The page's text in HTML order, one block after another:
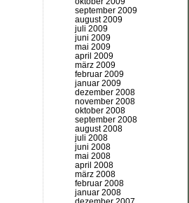
september 2009
august 2009
juli 2009
juni 2009
mai 2009
april 2009
märz 2009
februar 2009
januar 2009
dezember 2008
november 2008
oktober 2008
september 2008
august 2008
juli 2008
juni 2008
mai 2008
april 2008
märz 2008
februar 2008
januar 2008